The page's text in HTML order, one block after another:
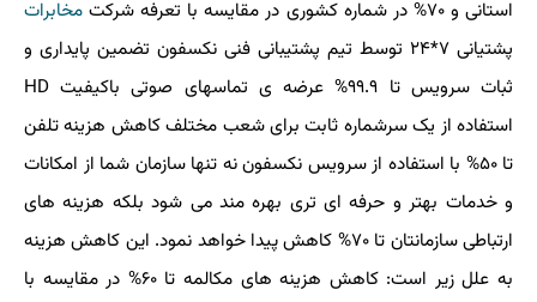
استانی و ۷۰% در شماره کشوری در مقایسه با تعرفه شرکت
مخابرات
پشتیانی ۷*۲۴ توسط تیم پشتیبانی فنی نکسفون تضمین پایداری و
ثبات سرویس تا ۹۹.۹% عرضه ی تماسهای صوتی باکیفیت HD
استفاده از یک سرشماره ثابت برای شعب مختلف کاهش هزینه تلفن
تا ۵۰% با استفاده از سرویس نکسفون نه تنها سازمان شما از امکانات
و خدمات بهتر و حرفه ای تری بهره مند می شود بلکه هزینه های
ارتباطی سازمانتان تا ۷۰% کاهش پیدا خواهد نمود. این کاهش هزینه
به علل زیر است: کاهش هزینه های مکالمه تا ۶۰% در مقایسه با